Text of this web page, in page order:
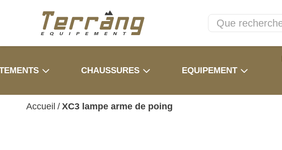
CHAUSSURES EQUIPEMENT
Accueil / XC3 lampe arme de poing